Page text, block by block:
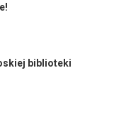
biblioteki